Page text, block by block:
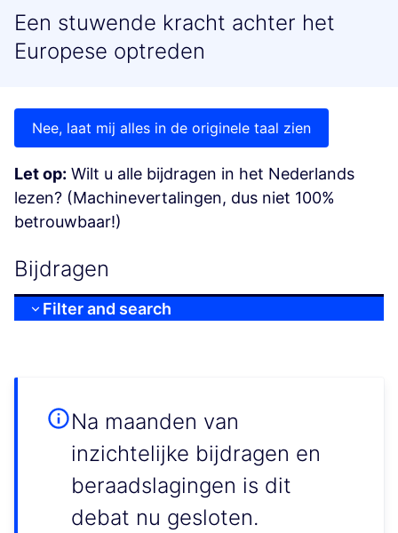
Een stuwende kracht achter het
Europese optreden
Nee, laat mij alles in de originele taal zien
Let op: Wilt u alle bijdragen in het Nederlands
lezen? (Machinevertalingen, dus niet 100%
betrouwbaar!)
Bijdragen
Filter and search
Na maanden van
inzichtelijke bijdragen en
beraadslagingen is dit
debat nu gesloten.